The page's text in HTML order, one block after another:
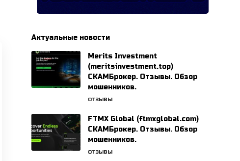
Актуальные новости
Merits Investment
(meritsinvestment.top)
СКАМБрокер. Отзывы. Обзор
мошенников.
ОТЗЫВЫ
FTMX Global (ftmxglobal.com)
СКАМБрокер. Отзывы. Обзор
мошенников.
ОТЗЫВЫ